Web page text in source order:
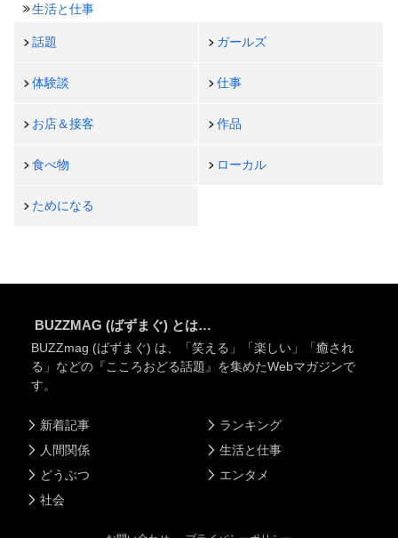
生活と仕事
話題 ガールズ
体験談 仕事
お店＆接客 作品
食べ物 ローカル
ためになる
BUZZMAG (ばずまぐ) とは…
BUZZmag (ばずまぐ) は、「笑える」「楽しい」「癒され
る」などの『こころおどる話題』を集めたWebマガジンで
す。
新着記事
人間関係
どうぶつ
社会
ランキング
生活と仕事
エンタメ